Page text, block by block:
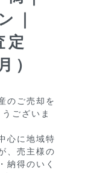
？
｜
）
のご売却を
ございま
心に地域特
、売主様の
納得のいく